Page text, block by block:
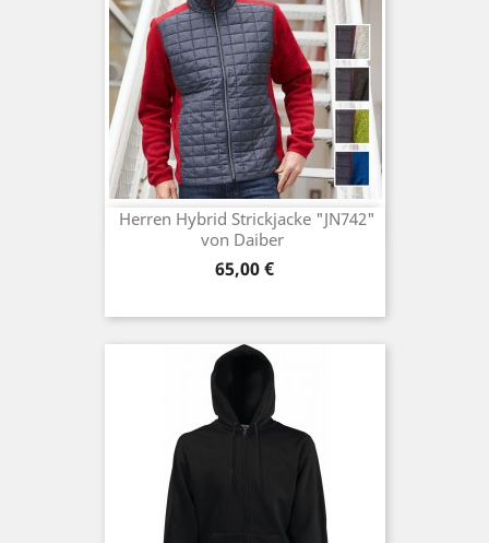
Herren Hybrid Strickjacke "JN742"
von Daiber
Preis
65,00 €